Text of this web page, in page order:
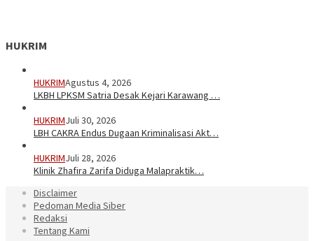
HUKRIM
HUKRIMAgustus 4, 2026
LKBH LPKSM Satria Desak Kejari Karawang …
HUKRIMJuli 30, 2026
LBH CAKRA Endus Dugaan Kriminalisasi Akt…
HUKRIMJuli 28, 2026
Klinik Zhafira Zarifa Diduga Malapraktik…
Disclaimer
Pedoman Media Siber
Redaksi
Tentang Kami